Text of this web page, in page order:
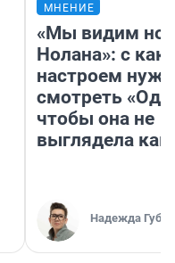
МНЕНИЕ
«Мы видим
Нолана»: с
настроем
смотреть
чтобы она не
выглядела как
Надежда